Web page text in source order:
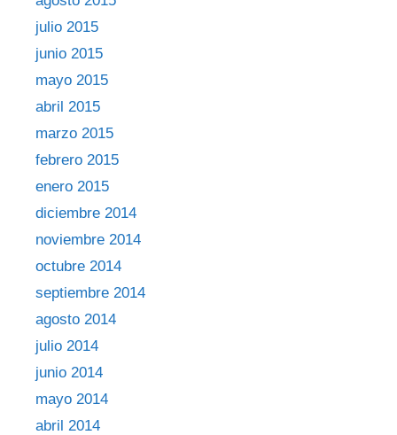
julio 2015
junio 2015
mayo 2015
abril 2015
marzo 2015
febrero 2015
enero 2015
diciembre 2014
noviembre 2014
octubre 2014
septiembre 2014
agosto 2014
julio 2014
junio 2014
mayo 2014
abril 2014